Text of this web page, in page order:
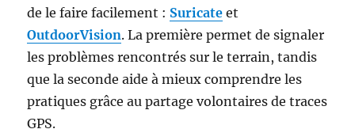
de le faire facilement : Suricate et
OutdoorVision. La première permet de signaler
les problèmes rencontrés sur le terrain, tandis
que la seconde aide à mieux comprendre les
pratiques grâce au partage volontaires de traces
GPS.